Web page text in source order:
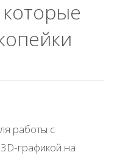
работы с
графикой на